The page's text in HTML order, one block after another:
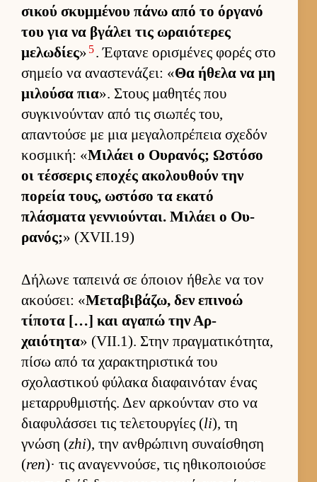
σικού σκυμ­μένου πάνω από το όρ­γανό
του για να βγάλει τις ωραιότερες
μελωδίες» 5. Έφτανε ορισμένες φορές στο
σημείο να αναστενάζει: «Θα ήθελα να μη
μιλούσα πια». Στους μαθητές που
συγκινού­νταν από τις σιω­πές του,
απαντούσε με μια μεγαλοπρέπεια σχεδόν
κοσμική: «Μιλάει ο Ου­ρανός; Ωστόσο
οι τέσ­σερις εποχές ακολου­θούν την
πορεία τους, ωστόσο τα εκατό
πλάσματα γεν­νιού­νται. Μιλάει ο Ου­
ρανός;» (XVII.19)
Δήλωνε ταπεινά σε όποιον ήθελε να τον
ακού­σει: «Μεταβιβάζω, δεν επινοώ
τίποτα […] και αγαπώ την Αρ­
χαιότητα» (VII.1). Στην πραγ­ματικότητα,
πίσω από τα χαρακτηριστικά του
σχολαστικού φύλακα δια­φαι­νόταν ένας
μεταρ­ρυθ­μιστής. Δεν αρ­κού­νταν στο να
δια­φυλάσ­σει τις τελετουρ­γίες (li), τη
γνώση (zhi), την αν­θρώπινη συναί­σθηση
(ren)· τις αναγεν­νού­σε, τις ηθικοποιούσε